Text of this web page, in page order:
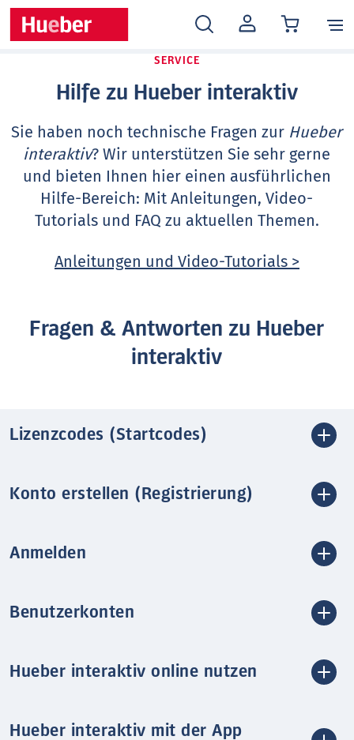
MEIN
KONTO
SERVICE
Hilfe zu Hueber interaktiv
Sie haben noch technische Fragen zur Hueber
interaktiv? Wir unterstützen Sie sehr gerne
und bieten Ihnen hier einen ausführlichen
Hilfe-Bereich: Mit Anleitungen, Video-
Tutorials und FAQ zu aktuellen Themen.
Anleitungen und Video-Tutorials >
Fragen & Antworten zu Hueber
interaktiv
Lizenzcodes (Startcodes)
Konto erstellen (Registrierung)
Anmelden
Benutzerkonten
Hueber interaktiv online nutzen
Hueber interaktiv mit der App